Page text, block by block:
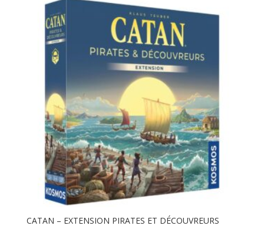
CATAN – EXTENSION PIRATES ET DÉCOUVREURS